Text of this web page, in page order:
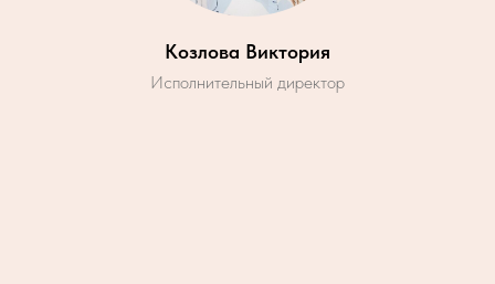
Козлова Виктория
Исполнительный директор